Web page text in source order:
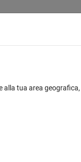
alla tua area